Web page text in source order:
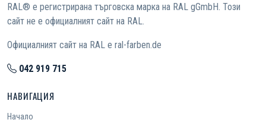
RAL® е регистрирана търговска марка на RAL gGmbH. Този
сайт не е официалният сайт на RAL.
Официалният сайт на RAL е ral-farben.de
042 919 715
НАВИГАЦИЯ
Начало